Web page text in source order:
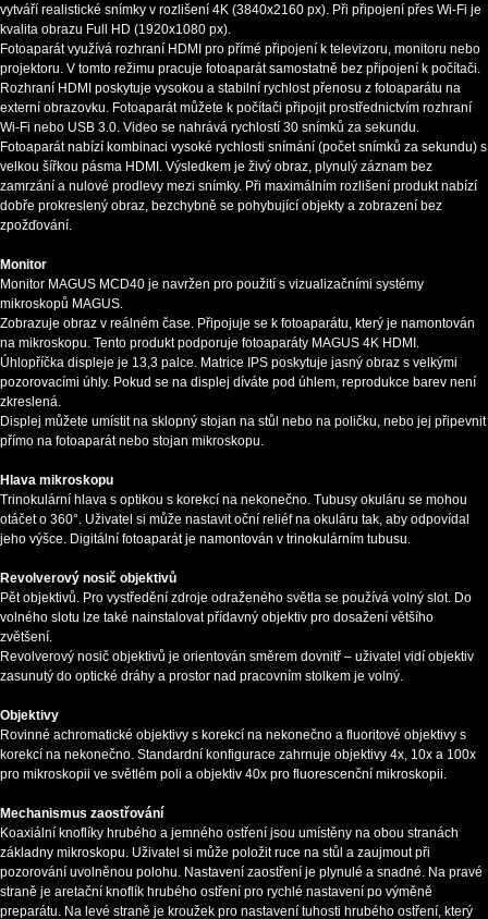
vytváří realistické snímky v rozlišení 4K (3840x2160 px). Při připojení přes Wi-Fi je
kvalita obrazu Full HD (1920x1080 px).
Fotoaparát využívá rozhraní HDMI pro přímé připojení k televizoru, monitoru nebo
projektoru. V tomto režimu pracuje fotoaparát samostatně bez připojení k počítači.
Rozhraní HDMI poskytuje vysokou a stabilní rychlost přenosu z fotoaparátu na
externí obrazovku. Fotoaparát můžete k počítači připojit prostřednictvím rozhraní
Wi-Fi nebo USB 3.0. Video se nahrává rychlostí 30 snímků za sekundu.
Fotoaparát nabízí kombinaci vysoké rychlosti snímání (počet snímků za sekundu) s
velkou šířkou pásma HDMI. Výsledkem je živý obraz, plynulý záznam bez
zamrzání a nulové prodlevy mezi snímky. Při maximálním rozlišení produkt nabízí
dobře prokreslený obraz, bezchybně se pohybující objekty a zobrazení bez
zpožďování.
Monitor
Monitor MAGUS MCD40 je navržen pro použití s vizualizačními systémy
mikroskopů MAGUS.
Zobrazuje obraz v reálném čase. Připojuje se k fotoaparátu, který je namontován
na mikroskopu. Tento produkt podporuje fotoaparáty MAGUS 4K HDMI.
Úhlopříčka displeje je 13,3 palce. Matrice IPS poskytuje jasný obraz s velkými
pozorovacími úhly. Pokud se na displej díváte pod úhlem, reprodukce barev není
zkreslená.
Displej můžete umístit na sklopný stojan na stůl nebo na poličku, nebo jej připevnit
přímo na fotoaparát nebo stojan mikroskopu.
Hlava mikroskopu
Trinokulární hlava s optikou s korekcí na nekonečno. Tubusy okuláru se mohou
otáčet o 360°. Uživatel si může nastavit oční reliéf na okuláru tak, aby odpovídal
jeho výšce. Digitální fotoaparát je namontován v trinokulárním tubusu.
Revolverový nosič objektivů
Pět objektivů. Pro vystředění zdroje odraženého světla se používá volný slot. Do
volného slotu lze také nainstalovat přídavný objektiv pro dosažení většího
zvětšení.
Revolverový nosič objektivů je orientován směrem dovnitř – uživatel vidí objektiv
zasunutý do optické dráhy a prostor nad pracovním stolkem je volný.
Objektivy
Rovinné achromatické objektivy s korekcí na nekonečno a fluoritové objektivy s
korekcí na nekonečno. Standardní konfigurace zahrnuje objektivy 4x, 10x a 100x
pro mikroskopii ve světlém poli a objektiv 40x pro fluorescenční mikroskopii.
Mechanismus zaostřování
Koaxiální knoflíky hrubého a jemného ostření jsou umístěny na obou stranách
základny mikroskopu. Uživatel si může položit ruce na stůl a zaujmout při
pozorování uvolněnou polohu. Nastavení zaostření je plynulé a snadné. Na pravé
straně je aretační knoflík hrubého ostření pro rychlé nastavení po výměně
preparátu. Na levé straně je kroužek pro nastavení tuhosti hrubého ostření, který